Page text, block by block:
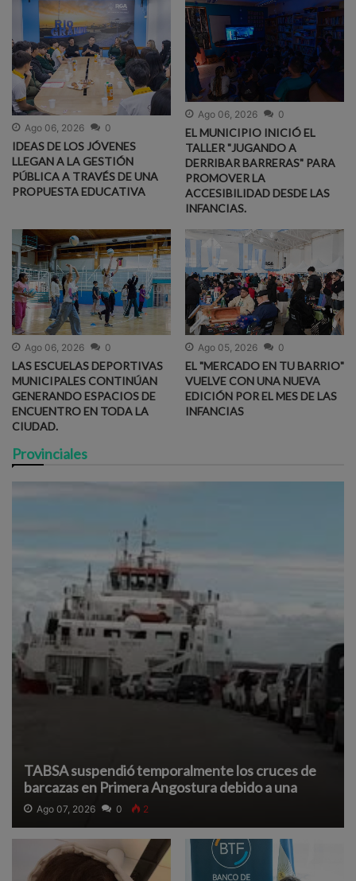
Ago 06, 2026 0
IDEAS DE LOS JÓVENES
LLEGAN A LA GESTIÓN
PÚBLICA A TRAVÉS DE UNA
PROPUESTA EDUCATIVA
Ago 06, 2026 0
EL MUNICIPIO INICIÓ EL
TALLER "JUGANDO A
DERRIBAR BARRERAS" PARA
PROMOVER LA
ACCESIBILIDAD DESDE LAS
INFANCIAS.
Ago 06, 2026 0
LAS ESCUELAS DEPORTIVAS
MUNICIPALES CONTINÚAN
GENERANDO ESPACIOS DE
ENCUENTRO EN TODA LA
CIUDAD.
Ago 05, 2026 0
EL "MERCADO EN TU BARRIO"
VUELVE CON UNA NUEVA
EDICIÓN POR EL MES DE LAS
INFANCIAS
Provinciales
TABSA suspendió temporalmente los cruces de
barcazas en Primera Angostura debido a una
densa neblina que reduce la visibilidad y afecta la
navegación segura.
Ago 07, 2026 0 2